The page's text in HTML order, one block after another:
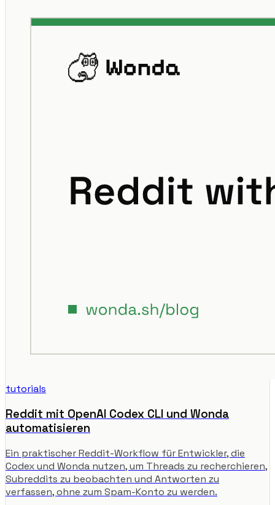
tutorials
Reddit mit OpenAI Codex CLI und Wonda
automatisieren
Ein praktischer Reddit-Workflow für Entwickler, die
Codex und Wonda nutzen, um Threads zu recherchieren,
Subreddits zu beobachten und Antworten zu
verfassen, ohne zum Spam-Konto zu werden.